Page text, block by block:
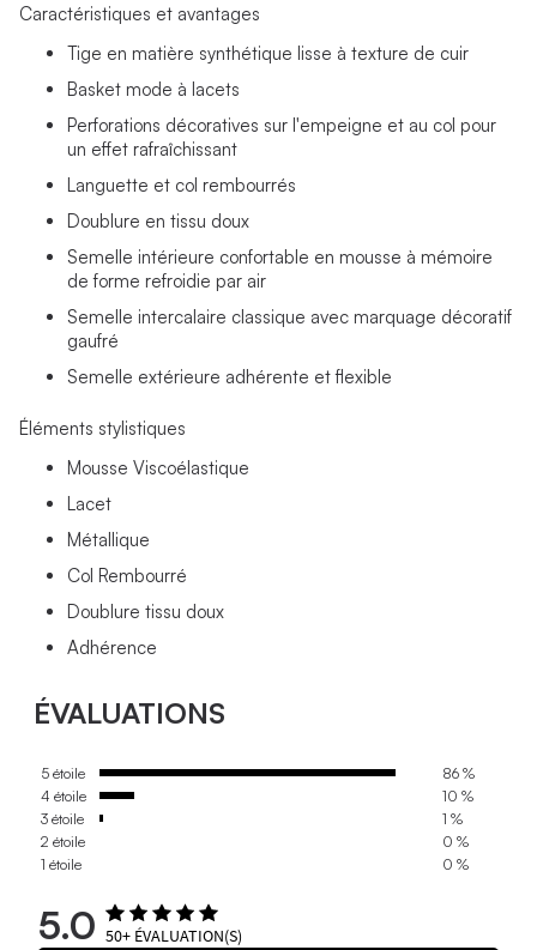
Caractéristiques et avantages
Tige en matière synthétique lisse à texture de cuir
Basket mode à lacets
Perforations décoratives sur l'empeigne et au col pour
un effet rafraîchissant
Languette et col rembourrés
Doublure en tissu doux
Semelle intérieure confortable en mousse à mémoire
de forme refroidie par air
Semelle intercalaire classique avec marquage décoratif
gaufré
Semelle extérieure adhérente et flexible
Éléments stylistiques
Mousse Viscoélastique
Lacet
Métallique
Col Rembourré
Doublure tissu doux
Adhérence
ÉVALUATIONS
5 étoile
86 %
4 étoile
10 %
3 étoile
1 %
2 étoile
0 %
1 étoile
0 %
5.0 50+ ÉVALUATION(S)